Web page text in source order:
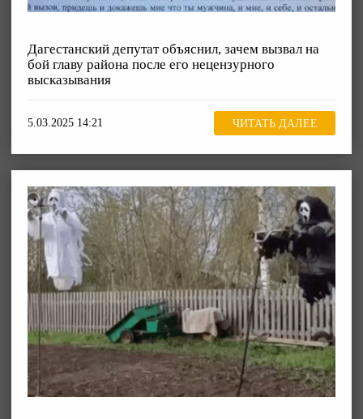
Дагестанский депутат объяснил, зачем вызвал на
бой главу района после его нецензурного
высказывания
5.03.2025 14:21 ЧИТАТЬ ДАЛЕЕ